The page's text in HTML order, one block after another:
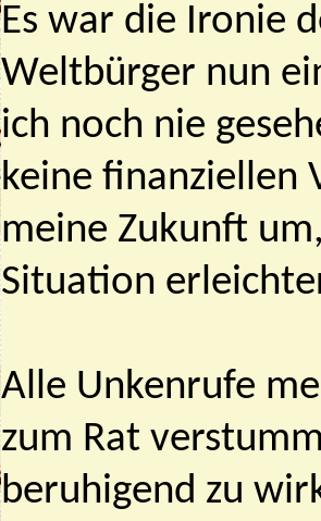
Es war die Ironie
Weltbürger nun
ich noch nie
keine finanziellen
meine Zukunft
Situation
Alle Unkenrufe
zum Rat
beruhigend zu